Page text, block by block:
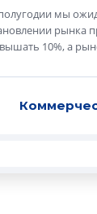
мы
рынка
10%, а